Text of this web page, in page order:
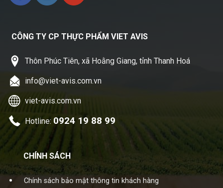
CÔNG TY CP THỰC PHẨM VIET AVIS
Thôn Phúc Tiên, xã Hoằng Giang, tỉnh Thanh Hoá
info@viet-avis.com.vn
viet-avis.com.vn
Hotline: 0924 19 88 99
CHÍNH SÁCH
Chính sách bảo mật thông tin khách hàng